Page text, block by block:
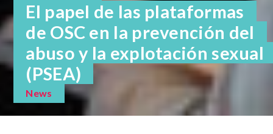
El papel de las plataformas
de OSC en la prevención del
abuso y la explotación sexual
(PSEA)
News